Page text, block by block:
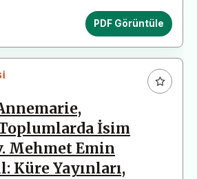
PDF Görüntüle
İsim
Mehmet Emin
Küre Yayınları,